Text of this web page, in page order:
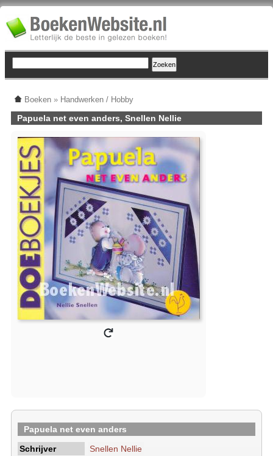
Boeken » Handwerken / Hobby
Papuela net even anders, Snellen Nellie
Papuela net even anders
Schrijver
Snellen Nellie